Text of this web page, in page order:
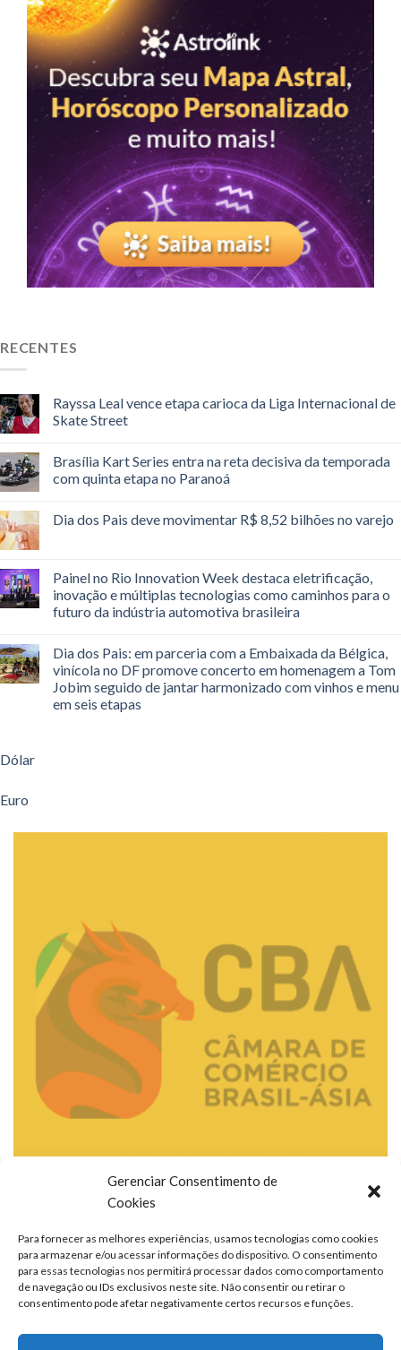
Gerenciar Consentimento de
Cookies
Para fornecer as melhores experiências, usamos tecnologias como cookies
para armazenar e/ou acessar informações do dispositivo. O consentimento
para essas tecnologias nos permitirá processar dados como comportamento
de navegação ou IDs exclusivos neste site. Não consentir ou retirar o
consentimento pode afetar negativamente certos recursos e funções.
RECENTES
Rayssa Leal vence etapa carioca da Liga Internacional de
Skate Street
Brasília Kart Series entra na reta decisiva da temporada
com quinta etapa no Paranoá
Dia dos Pais deve movimentar R$ 8,52 bilhões no varejo
Painel no Rio Innovation Week destaca eletrificação,
inovação e múltiplas tecnologias como caminhos para o
futuro da indústria automotiva brasileira
Dia dos Pais: em parceria com a Embaixada da Bélgica,
vinícola no DF promove concerto em homenagem a Tom
Jobim seguido de jantar harmonizado com vinhos e menu
em seis etapas
Dólar
Euro